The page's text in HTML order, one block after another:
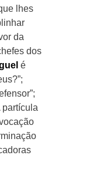
lhes
da
dos
é
partícula